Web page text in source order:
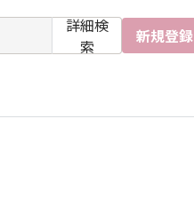
詳細検
索
新規登録